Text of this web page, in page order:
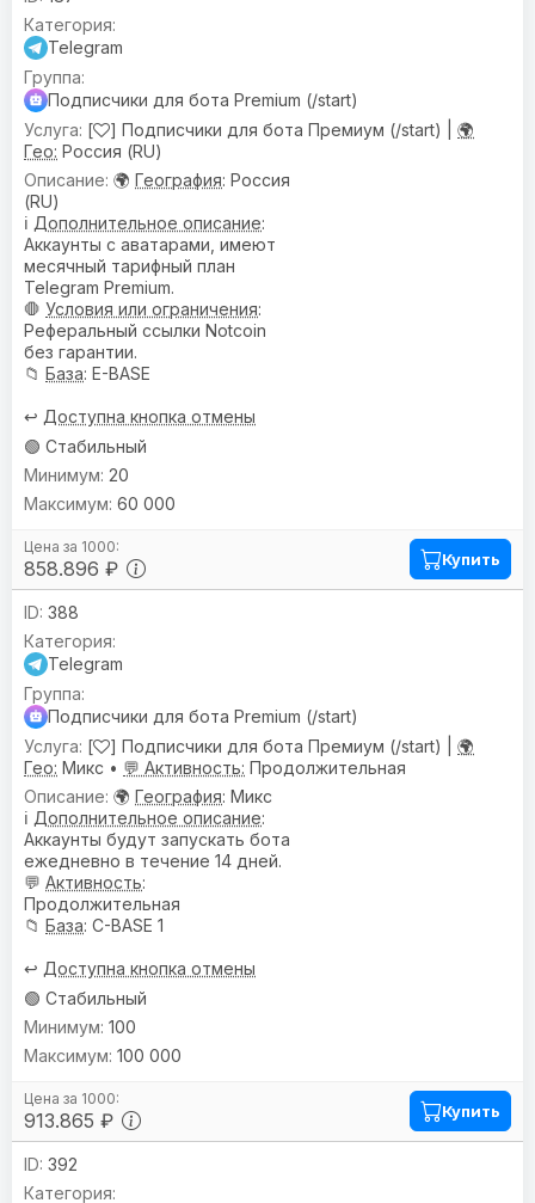
Telegram
Подписчики для бота Premium (/start)
[
] Подписчики для бота Премиум (/start) | 🌍
Гео: Россия (RU)
🌍 География: Россия
(RU)
ℹ️ Дополнительное описание:
Аккаунты с аватарами, имеют
месячный тарифный план
Telegram Premium.
🛑 Условия или ограничения:
Реферальный ссылки Notcoin
без гарантии.
📁 База: E-BASE
↩️ Доступна кнопка отмены
🟢 Стабильный
858.896 ₽
20
60 000
Купить
388
Telegram
Подписчики для бота Premium (/start)
[
] Подписчики для бота Премиум (/start) | 🌍
Гео: Микс • 💬 Активность: Продолжительная
🌍 География: Микс
ℹ️ Дополнительное описание:
Аккаунты будут запускать бота
ежедневно в течение 14 дней.
💬 Активность:
Продолжительная
📁 База: C-BASE 1
↩️ Доступна кнопка отмены
🟢 Стабильный
913.865 ₽
100
100 000
Купить
392